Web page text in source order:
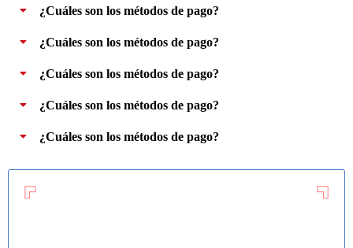
¿Cuáles son los métodos de pago?
¿Cuáles son los métodos de pago?
¿Cuáles son los métodos de pago?
¿Cuáles son los métodos de pago?
¿Cuáles son los métodos de pago?